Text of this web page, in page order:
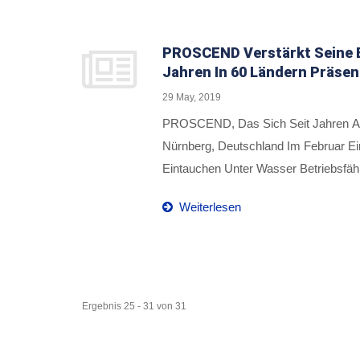
Kommunikationslösungen Von
In Den Vereinigten Staaten,
PROSCEND Verstärkt
Jahren In 60 Ländern
29 May, 2019
PROSCEND, Das Sich Seit Jahren
Nürnberg, Deutschland Im Februar
Eintauchen Unter Wasser
Zu Behalten Und Bei Bedarf Aus Der
Weiterlesen
Ergebnis 25 - 31 von 31